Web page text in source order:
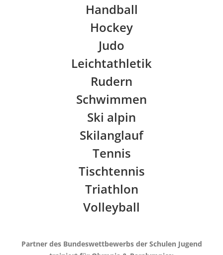
Handball
Hockey
Judo
Leichtathletik
Rudern
Schwimmen
Ski alpin
Skilanglauf
Tennis
Tischtennis
Triathlon
Volleyball
Partner des Bundeswettbewerbs der Schulen Jugend